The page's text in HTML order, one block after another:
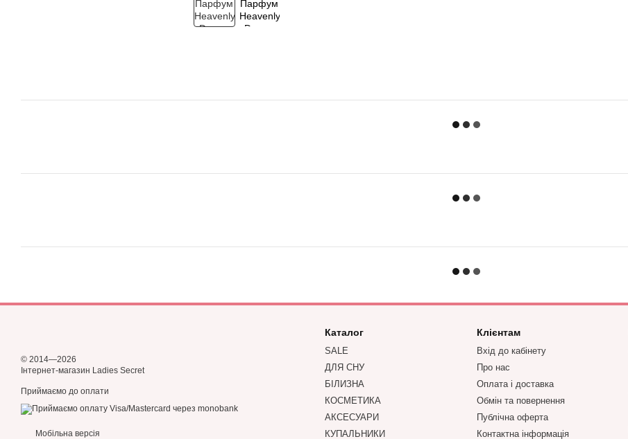
© 2014—2026
Інтернет-магазин Ladies Secret
Приймаємо до оплати
Мобільна версія
Каталог
SALE
ДЛЯ СНУ
БІЛИЗНА
КОСМЕТИКА
АКСЕСУАРИ
КУПАЛЬНИКИ
Клієнтам
Вхід до кабінету
Про нас
Оплата і доставка
Обмін та повернення
Публічна оферта
Контактна інформація